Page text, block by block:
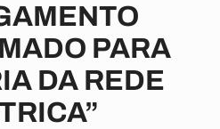
PARA
DA REDE